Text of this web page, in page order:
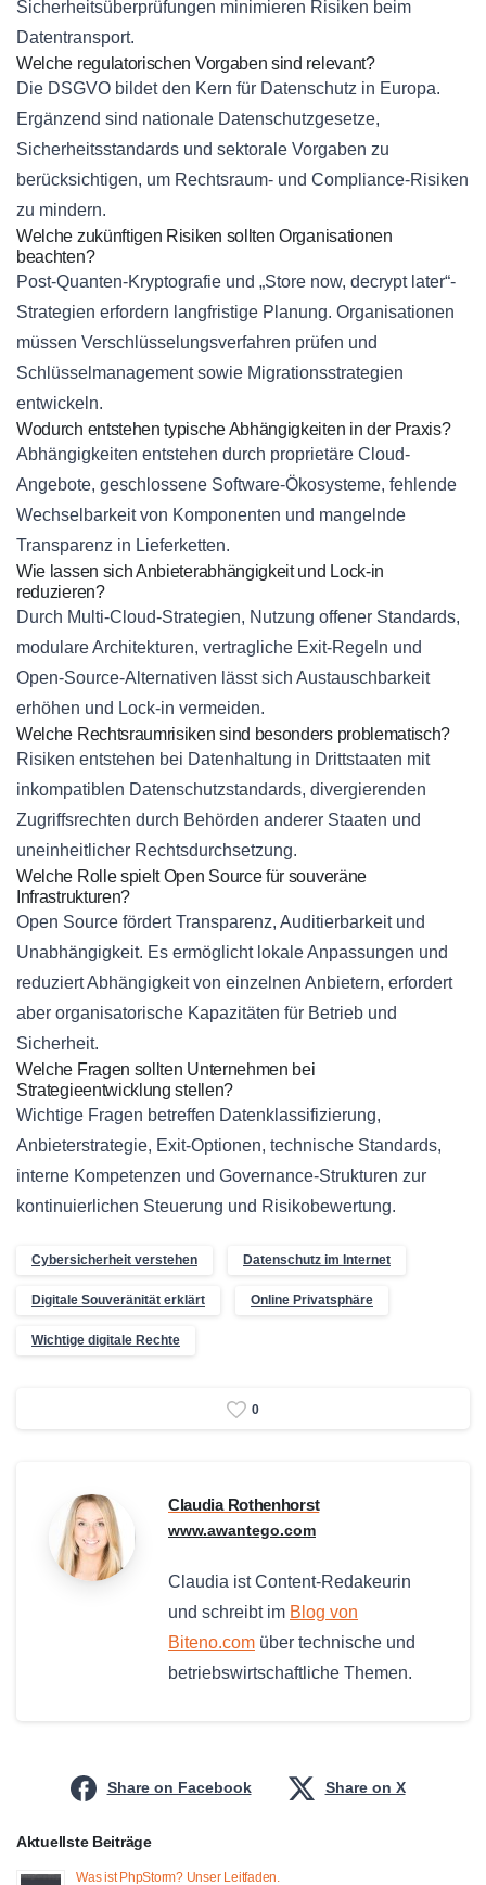
Sicherheitsüberprüfungen minimieren Risiken beim
Datentransport.
Welche regulatorischen Vorgaben sind relevant?
Die DSGVO bildet den Kern für Datenschutz in Europa.
Ergänzend sind nationale Datenschutzgesetze,
Sicherheitsstandards und sektorale Vorgaben zu
berücksichtigen, um Rechtsraum- und Compliance-Risiken
zu mindern.
Welche zukünftigen Risiken sollten Organisationen
beachten?
Post-Quanten-Kryptografie und „Store now, decrypt later“-
Strategien erfordern langfristige Planung. Organisationen
müssen Verschlüsselungsverfahren prüfen und
Schlüsselmanagement sowie Migrationsstrategien
entwickeln.
Wodurch entstehen typische Abhängigkeiten in der Praxis?
Abhängigkeiten entstehen durch proprietäre Cloud-
Angebote, geschlossene Software-Ökosysteme, fehlende
Wechselbarkeit von Komponenten und mangelnde
Transparenz in Lieferketten.
Wie lassen sich Anbieterabhängigkeit und Lock-in
reduzieren?
Durch Multi-Cloud-Strategien, Nutzung offener Standards,
modulare Architekturen, vertragliche Exit-Regeln und
Open-Source-Alternativen lässt sich Austauschbarkeit
erhöhen und Lock-in vermeiden.
Welche Rechtsraumrisiken sind besonders problematisch?
Risiken entstehen bei Datenhaltung in Drittstaaten mit
inkompatiblen Datenschutzstandards, divergierenden
Zugriffsrechten durch Behörden anderer Staaten und
uneinheitlicher Rechtsdurchsetzung.
Welche Rolle spielt Open Source für souveräne
Infrastrukturen?
Open Source fördert Transparenz, Auditierbarkeit und
Unabhängigkeit. Es ermöglicht lokale Anpassungen und
reduziert Abhängigkeit von einzelnen Anbietern, erfordert
aber organisatorische Kapazitäten für Betrieb und
Sicherheit.
Welche Fragen sollten Unternehmen bei
Strategieentwicklung stellen?
Wichtige Fragen betreffen Datenklassifizierung,
Anbieterstrategie, Exit-Optionen, technische Standards,
interne Kompetenzen und Governance-Strukturen zur
kontinuierlichen Steuerung und Risikobewertung.
Cybersicherheit verstehen Datenschutz im Internet
Digitale Souveränität erklärt Online Privatsphäre
Wichtige digitale Rechte
0
Claudia Rothenhorst
www.awantego.com
Claudia ist Content-Redakeurin
und schreibt im Blog von
Biteno.com über technische und
betriebswirtschaftliche Themen.
Share on Facebook Share on X
Aktuellste Beiträge
Was ist PhpStorm? Unser Leitfaden.